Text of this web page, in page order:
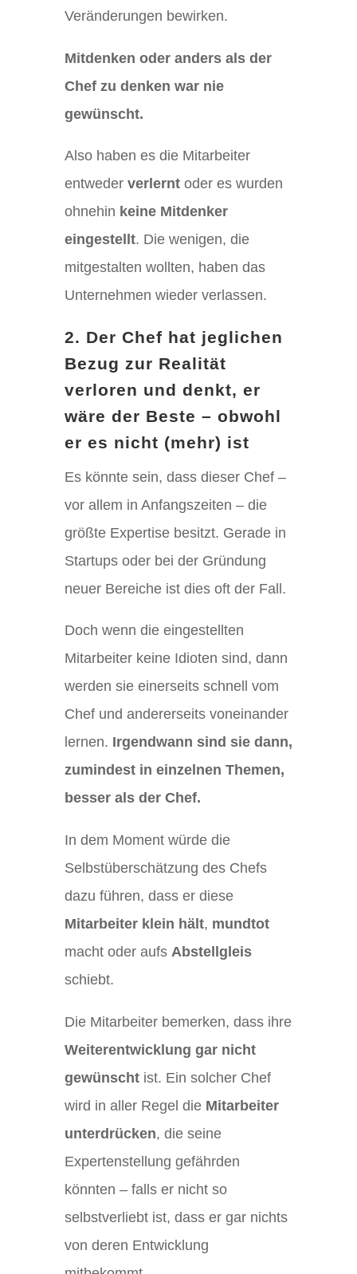
Veränderungen bewirken.
Mitdenken oder anders als der
Chef zu denken war nie
gewünscht.
Also haben es die Mitarbeiter
entweder verlerntoder es wurden
ohnehin keine Mitdenker
eingestellt. Die wenigen, die
mitgestalten wollten, haben das
Unternehmen wieder verlassen.
2. Der Chef hat jeglichen
Bezug zur Realität
verloren und denkt, er
wäre der Beste – obwohl
er es nicht (mehr) ist
Es könnte sein, dass dieser Chef –
vor allem in Anfangszeiten – die
größte Expertise besitzt. Gerade in
Startups oder bei der Gründung
neuer Bereiche ist dies oft der Fall.
Doch wenn die eingestellten
Mitarbeiter keine Idioten sind, dann
werden sie einerseits schnell vom
Chef und andererseits voneinander
lernen. Irgendwann sind sie dann,
zumindest in einzelnen Themen,
besser als der Chef.
In dem Moment würde die
Selbstüberschätzung des Chefs
dazu führen, dass er diese
Mitarbeiter klein hält, mundtot
macht oder aufs Abstellgleis
schiebt.
Die Mitarbeiter bemerken, dass ihre
Weiterentwicklung gar nicht
gewünschtist. Ein solcher Chef
wird in aller Regel die Mitarbeiter
unterdrücken, die seine
Expertenstellung gefährden
könnten – falls er nicht so
selbstverliebt ist, dass er gar nichts
von deren Entwicklung